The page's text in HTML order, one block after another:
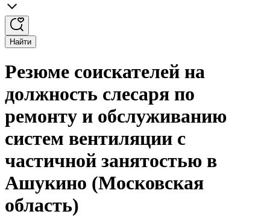
Найти
Резюме соискателей на
должность слесаря по
ремонту и обслуживанию
систем вентиляции с
частичной занятостью в
Ашукино (Московская
область)